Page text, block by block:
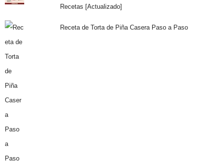
Recetas [Actualizado]
Receta de Torta de Piña Casera Paso a Paso